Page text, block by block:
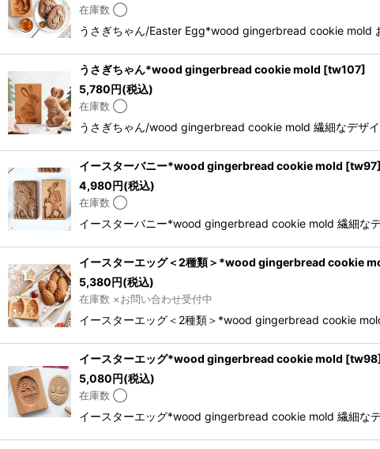
在庫数 ◯
うさぎちゃん/Easter Egg*wood gingerbread cookie mold
うさぎちゃん*wood gingerbread cookie mold [tw107]
5,780円(税込)
在庫数 ◯
うさぎちゃん/wood gingerbread cookie mold 繊細なデザ
イースターバニー*wood gingerbread cookie mold [tw97]
4,980円(税込)
在庫数 ◯
イースターバニー*wood gingerbread cookie mold 繊細な
イースターエッグ＜2種類＞*wood gingerbread cookie
5,380円(税込)
在庫数 ×お問い合わせ受付中
イースターエッグ＜2種類＞*wood gingerbread cookie
イースターエッグ*wood gingerbread cookie mold [tw98
5,080円(税込)
在庫数 ◯
イースターエッグ*wood gingerbread cookie mold 繊細な